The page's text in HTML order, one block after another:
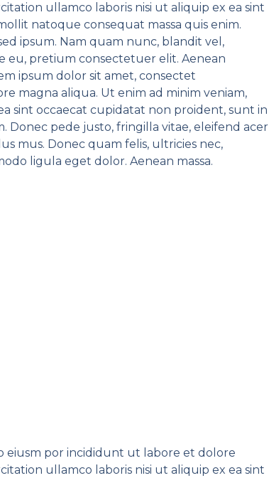
ullamco laboris nisi ut aliquip ex ea sint
natoque consequat massa quis enim.
ipsum. Nam quam nunc, blandit vel,
eu, pretium consectetuer elit. Aenean
ipsum dolor sit amet, consectet
magna aliqua. Ut enim ad minim veniam,
sint occaecat cupidatat non proident, sunt in
Donec pede justo, fringilla vitae, eleifend acer
mus. Donec quam felis, ultricies nec,
ligula eget dolor. Aenean massa.
eiusm por incididunt ut labore et dolore
ullamco laboris nisi ut aliquip ex ea sint